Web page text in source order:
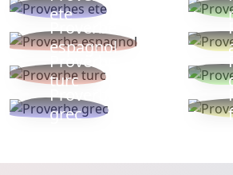
ete
Proverbe
espagnol
Proverbe
turc
Proverbe
grec